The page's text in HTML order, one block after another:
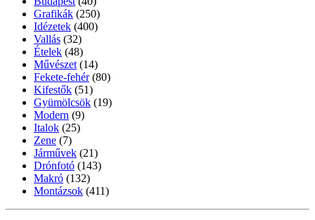
Grafikák (250)
Idézetek (400)
Vallás (32)
Ételek (48)
Művészet (14)
Fekete-fehér (80)
Kifestők (51)
Gyümölcsök (19)
Modern (9)
Italok (25)
Zene (7)
Járművek (21)
Drónfotó (143)
Makró (132)
Montázsok (411)